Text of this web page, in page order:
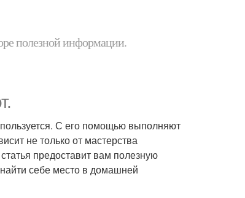
полезной информации.
С его помощью выполняют
не только от мастерства
предоставит вам полезную
себе место в домашней